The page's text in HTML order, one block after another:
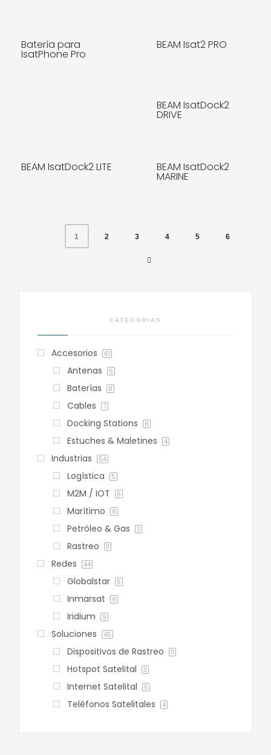
MÁS INFO
Batería para
IsatPhone Pro
BEAM Isat2 PRO
MÁS INFO
BEAM IsatDock2
DRIVE
MÁS INFO
BEAM IsatDock2 LITE BEAM IsatDock2
MARINE
MÁS INFO
1 2 3 4 5 6
CATEGORIAS
Accesorios 61
Antenas 5
Baterías 8
Cables 7
Docking Stations 8
Estuches & Maletines 4
Industrias 54
Logística 5
M2M / IOT 6
Marítimo 8
Petróleo & Gas 3
Rastreo 11
Redes 44
Globalstar 5
Inmarsat 8
Iridium 9
Soluciones 45
Dispositivos de Rastreo 11
Hotspot Satelital 3
Internet Satelital 5
Teléfonos Satelitales 4